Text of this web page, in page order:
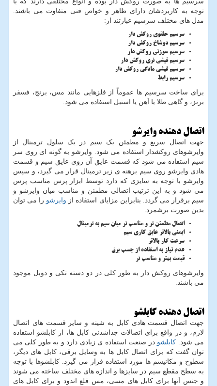
توجه به کاربردشان دارای ظاهر و خواص فنی متفاوت می باشند.
مدل های مختلف سرسیم عبارتند از:
سرسیم حلقوی روکش دار
سرسیم دوشاخ روکش دار
سرسیم سوزنی روکش دار
سرسیم فیشی نری روکش دار
سرسیم فیشی مادگی روکش دار
سرسیم رابط
برای ساخت سرسیم ها عموماً از فلزهایی مانند مس، برنج، فسفر
برنز، و گاهی طلا یا آهن یا استیل استفاده می شود.
اتصال دهنده وایرشو
جهت اتصال سریع و مطمئن یک سیم در یک سلول ترمینال از
وایرشوهای روکشدار استفاده می شود. وایرشو به گونه ای روی سر
سیم استفاده می شود که قسمت عایق آن روی عایق سیم و قسمت
هادی وایرشو روی سیم برهنه ی زیر ترمینال قرار می گیرد، و سپس
وایرشو با توجه به سایزی که دارد توسط ابزار پرس مناسب پرس
می شود و به این ترتیب اتصالی مطمئن و مناسب میان وایرشو و
سیم برقرار می گردد. بنابراین مزایای استفاده از وایرشو را می توان
بدین صورت برشمرد:
اتصال مطمئن تر و مناسب تر میان سیم به ترمینال
ایمنی بالاتر عایق کاری سیم
سرعت کار بالاتر
عدم نیاز به استفاده از چسب برق
قیمت بهتر و مناسب تر
وایرشوهای روکش دار به طور کلی در دو دسته تکی و دوبل موجود
می باشند.
اتصال دهنده کابلشو
جهت اتصال قسمت هادی کابل به شینه و سایر قسمت های اتصال
لازم، و در واقع برای اتصالات جداشدنی کابل ها، از کابلشو استفاده
می شود. کابلشو در صنعت استفاده ی زیادی دارد و به طور کلی می
توان گفت که برای اتصال کابل ها به وسایل برقی، کابل های دیگر،
سطوح و مکانیسم ها مورد استفاده قرار می گیرد. کابلشوها با توجه
به سطح مقطع سیم در سایزها و اندازه های مختلف ساخته می شوند
و جنس آنها برای کابل های مسی، مس قلع اندود و برای کابل های